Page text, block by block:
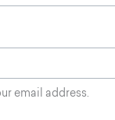
email address.